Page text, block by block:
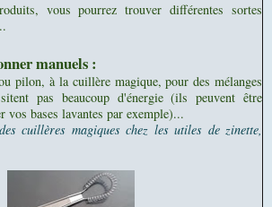
vous pourrez trouver différentes sortes
manuels :
pilon, à la cuillère magique, pour des mélanges
pas beaucoup d'énergie (ils peuvent être
vos bases lavantes par exemple)...
cuillères magiques chez les utiles de zinette,